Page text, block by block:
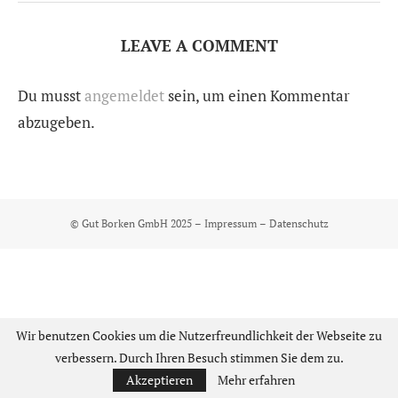
LEAVE A COMMENT
Du musstangemeldet sein, um einen Kommentar
abzugeben.
© Gut Borken GmbH 2025 – Impressum– Datenschutz
Wir benutzen Cookies um die Nutzerfreundlichkeit der Webseite zu
verbessern. Durch Ihren Besuch stimmen Sie dem zu.
Akzeptieren
Mehr erfahren